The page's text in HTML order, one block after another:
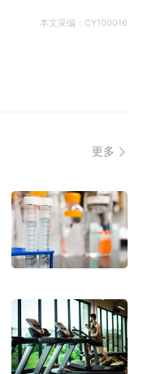
本文采编：CY100016
更多